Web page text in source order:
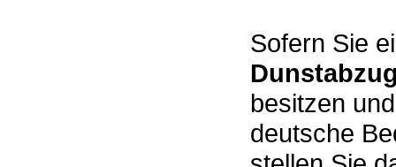
Sofern Sie
besitzen
deutsche